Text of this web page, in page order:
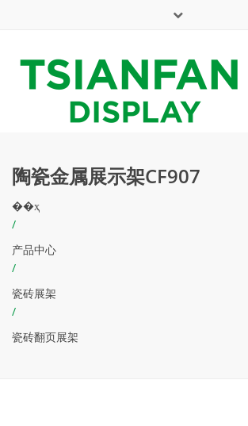
周一 - 周六: 7:00 - 17:00
陶瓷金属展示架CF907
��ҳ
/
产品中心
/
瓷砖展架
/
瓷砖翻页展架